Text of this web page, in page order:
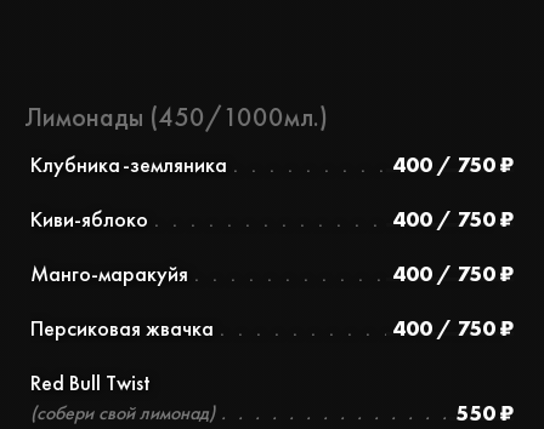
Лимонады (450/1000мл.)
Клубника-земляника
400 / 750 ₽
Киви-яблоко
400 / 750 ₽
Манго-маракуйя
400 / 750 ₽
Персиковая жвачка
400 / 750 ₽
Red Bull Twist
(собери свой лимонад) 550 ₽